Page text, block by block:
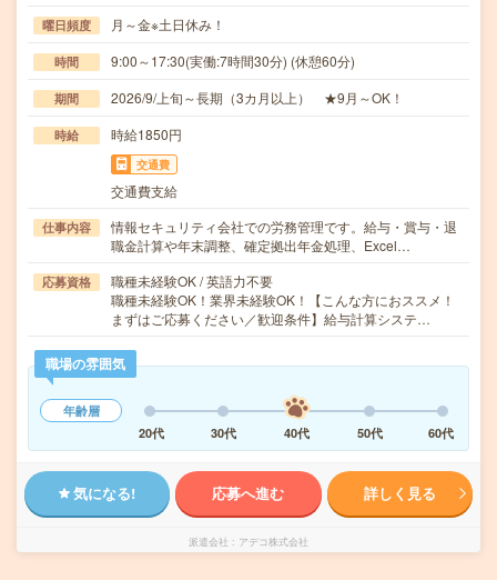
曜日頻度 月～金※土日休み！
時間 9:00～17:30(実働:7時間30分) (休憩60分)
期間 2026/9/上旬～長期（3カ月以上） ★9月～OK！
時給 時給1850円
交通費
交通費支給
仕事内容
情報セキュリティ会社での労務管理です。給与・賞与・退
職金計算や年末調整、確定拠出年金処理、Excel…
応募資格
職種未経験OK / 英語力不要
職種未経験OK！業界未経験OK！【こんな方におススメ！
まずはご応募ください／歓迎条件】給与計算システ…
職場の雰囲気
年齢層
20代
30代 40代 50代 60代
気になる! 応募へ進む 詳しく見る
派遣会社 アデコ株式会社